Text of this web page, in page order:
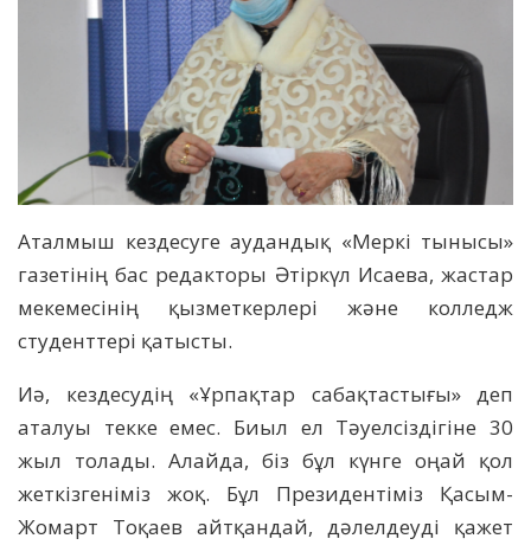
Аталмыш кездесуге аудандық «Меркі тынысы»
газетінің бас редакторы Әтіркүл Исаева, жастар
мекемесінің қызметкерлері және колледж
студенттері қатысты.
Иә, кездесудің «Ұрпақтар сабақтастығы» деп
аталуы текке емес. Биыл ел Тәуелсіздігіне 30
жыл толады. Алайда, біз бұл күнге оңай қол
жеткізгеніміз жоқ. Бұл Президентіміз Қасым-
Жомарт Тоқаев айтқандай, дәлелдеуді қажет